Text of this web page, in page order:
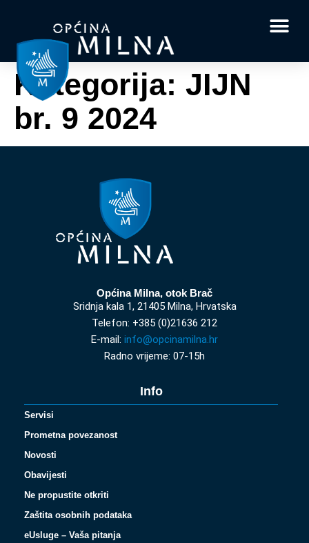
Kategorija: JIJN
br. 9 2024
Općina Milna, otok Brač
Sridnja kala 1, 21405 Milna, Hrvatska
Telefon: +385 (0)21636 212
E-mail: info@opcinamilna.hr
Radno vrijeme: 07-15h
Info
Servisi
Prometna povezanost
Novosti
Obavijesti
Ne propustite otkriti
Zaštita osobnih podataka
eUsluge – Vaša pitanja